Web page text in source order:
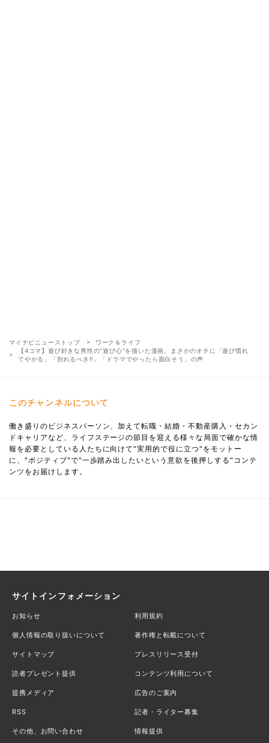
マイナビニューストップ
ワーク＆ライフ
【4コマ】遊び好きな男性の"遊び心"を描いた漫画。まさかのオチに「遊び慣れ
てやがる」「別れるべき‼︎」「ドラマでやったら面白そう」の声
このチャンネルについて
働き盛りのビジネスパーソン、加えて転職・結婚・不動産購入・セカン
ドキャリアなど、ライフステージの節目を迎える様々な局面で確かな情
報を必要としている人たちに向けて"実用的で役に立つ"をモットー
に、"ポジティブ"で"一歩踏み出したいという意欲を後押しする"コンテ
ンツをお届けします。
サイトインフォメーション
お知らせ 利用規約
個人情報の取り扱いについて 著作権と転載について
サイトマップ プレスリリース受付
読者プレゼント提供 コンテンツ利用について
提携メディア 広告のご案内
RSS 記者・ライター募集
その他、お問い合わせ 情報提供